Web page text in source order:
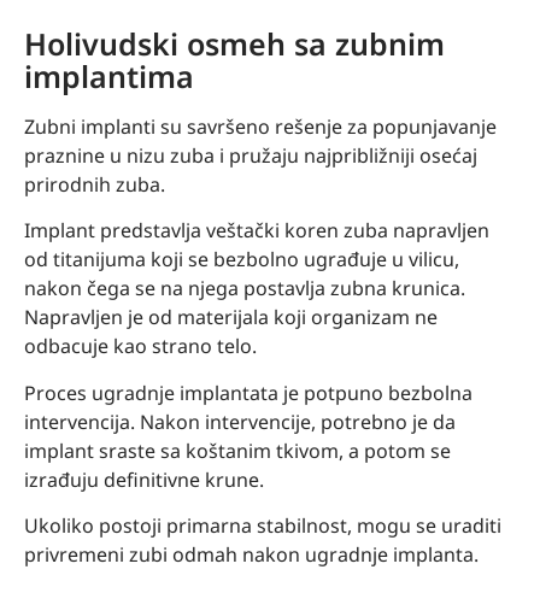
Holivudski osmeh sa zubnim
implantima
Zubni implanti su savršeno rešenje za popunjavanje
praznine u nizu zuba i pružaju najpribližniji osećaj
prirodnih zuba.
Implant predstavlja veštački koren zuba napravljen
od titanijuma koji se bezbolno ugrađuje u vilicu,
nakon čega se na njega postavlja zubna krunica.
Napravljen je od materijala koji organizam ne
odbacuje kao strano telo.
Proces ugradnje implantata je potpuno bezbolna
intervencija. Nakon intervencije, potrebno je da
implant sraste sa koštanim tkivom, a potom se
izrađuju definitivne krune.
Ukoliko postoji primarna stabilnost, mogu se uraditi
privremeni zubi odmah nakon ugradnje implanta.